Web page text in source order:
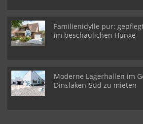
Familienidylle pur:
im beschaulichen Hünxe
Moderne Lagerhallen im
Dinslaken-Süd zu mieten